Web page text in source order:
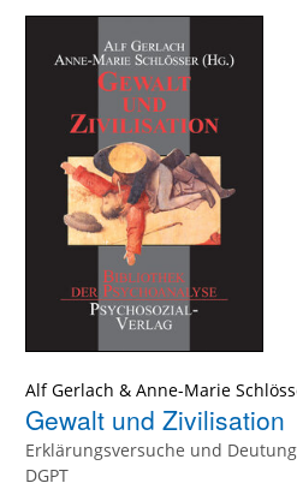
Alf Gerlach & Anne-Marie
Gewalt und Zivilisation
Erklärungsversuche und
DGPT